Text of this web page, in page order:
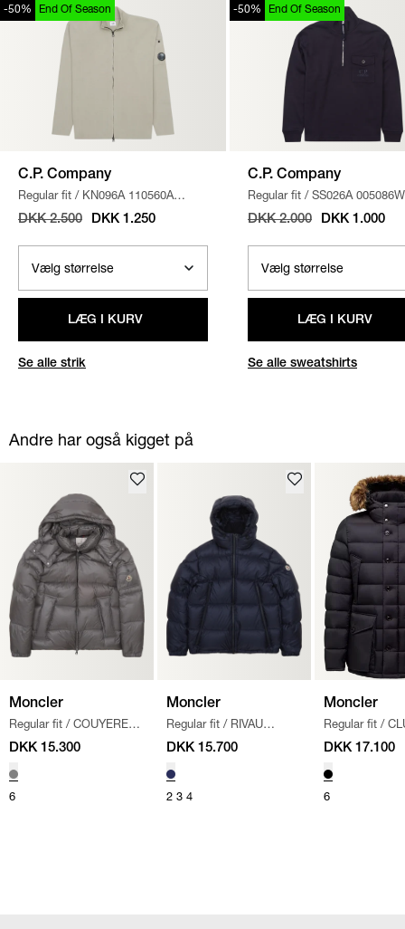
-50% End Of Season
C.P. Company
Regular fit / KN096A 110560A
STRIK / SAND
DKK 2.500 DKK 1.250
LÆG I KURV
Se alle strik
-50% End Of Season
C.P. Company
Regular fit / SS026A 005086W
SWEATSHIRT
/ NAVY
DKK 2.000 DKK 1.000
LÆG I KURV
Se alle sweatshirts
Andre har også kigget på
Moncler
Regular fit / COUYERE
JAKKE / GRÅ
DKK 15.300
6
Moncler
Regular fit / RIVAU
JAKKE / NAVY
DKK 15.700
2 3 4
Moncler
Regular fit /
JAKKE / SORT
DKK 17.100
6